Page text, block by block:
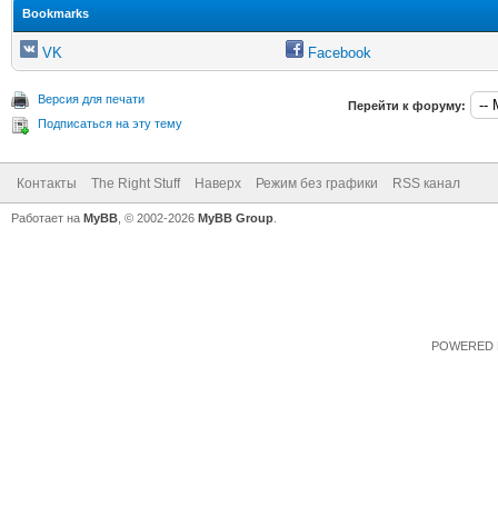
Bookmarks
VK Facebook
Версия для печати
Подписаться на эту тему
Перейти к форуму:
Контакты The Right Stuff Наверх Режим без графики RSS канал
Работает на MyBB , © 2002-2026 MyBB Group